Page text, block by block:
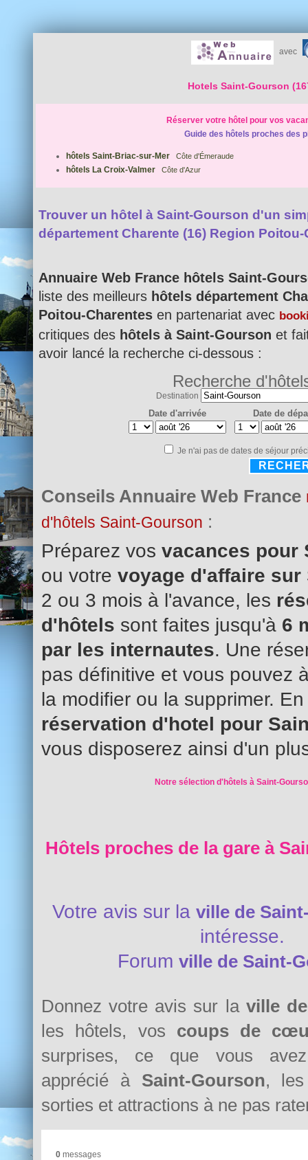
avec
Hotels Saint-Gourson
Réserver votre hôtel pour vos
Guide des hôtels proches des
hôtels Saint-Briac-sur-Mer Côte d'Émeraude
hôtels La Croix-Valmer Côte d'Azur
Trouver un hôtel à Saint-Gourson d'un
département Charente (16) Region
Annuaire Web France hôtels Saint-
liste des meilleurs hôtels département
Poitou-Charentes en partenariat avec
critiques des hôtels à Saint-Gourson et
avoir lancé la recherche ci-dessous :
Recherche
Destination
Date d'arrivée Date de
Je n'ai pas de dates de séjour
Conseils Annuaire Web France
d'hôtels Saint-Gourson :
Préparez vos vacances pour
ou votre voyage d'affaire sur
2 ou 3 mois à l'avance, les
d'hôtels sont faites jusqu'à 6
par les internautes. Une
pas définitive et vous pouvez
la modifier ou la supprimer.
réservation d'hotel pour
vous disposerez ainsi d'un
Notre sélection d'hôtels à Saint-
Hôtels proches de la gare à
Votre avis sur la ville de
intéresse.
Forum ville de Saint-
Donnez votre avis sur la ville
les hôtels, vos coups de
surprises, ce que vous avez
apprécié à Saint-Gourson, les
sorties et attractions à ne pas
0messages